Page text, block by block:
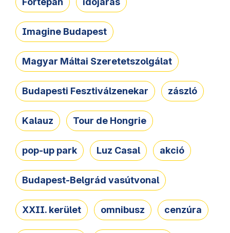
Imagine Budapest
Magyar Máltai Szeretetszolgálat
Budapesti Fesztiválzenekar zászló
Kalauz Tour de Hongrie
pop-up park Luz Casal akció
Budapest-Belgrád vasútvonal
XXII. kerület omnibusz cenzúra